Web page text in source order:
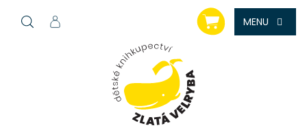
NÁKUPNÍ
KOŠÍK